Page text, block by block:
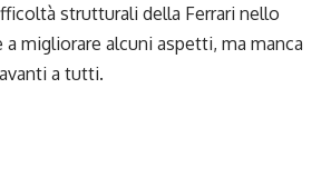
strutturali della Ferrari nello
migliorare alcuni aspetti, ma manca
a tutti.